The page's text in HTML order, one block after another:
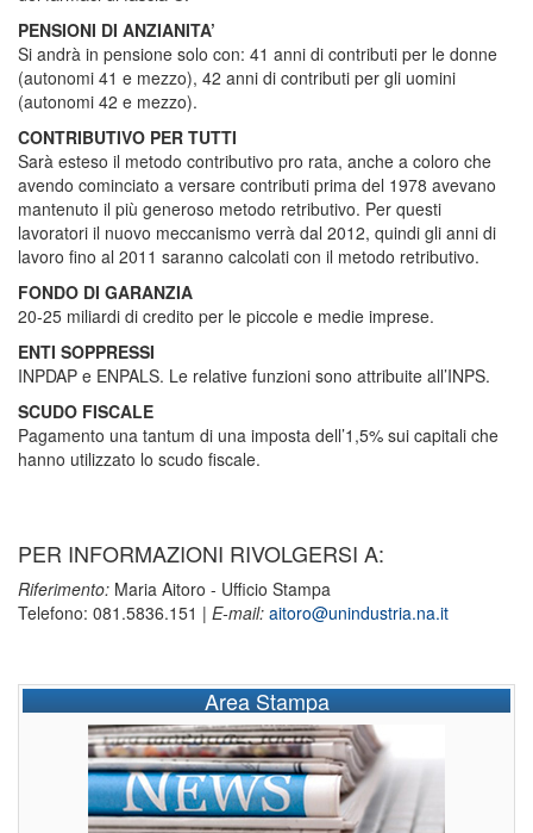
PENSIONI DI ANZIANITA’
Si andrà in pensione solo con: 41 anni di contributi per le donne
(autonomi 41 e mezzo), 42 anni di contributi per gli uomini
(autonomi 42 e mezzo).
CONTRIBUTIVO PER TUTTI
Sarà esteso il metodo contributivo pro rata, anche a coloro che
avendo cominciato a versare contributi prima del 1978 avevano
mantenuto il più generoso metodo retributivo. Per questi
lavoratori il nuovo meccanismo verrà dal 2012, quindi gli anni di
lavoro fino al 2011 saranno calcolati con il metodo retributivo.
FONDO DI GARANZIA
20-25 miliardi di credito per le piccole e medie imprese.
ENTI SOPPRESSI
INPDAP e ENPALS. Le relative funzioni sono attribuite all’INPS.
SCUDO FISCALE
Pagamento una tantum di una imposta dell’1,5% sui capitali che
hanno utilizzato lo scudo fiscale.
PER INFORMAZIONI RIVOLGERSI A:
Riferimento: Maria Aitoro - Ufficio Stampa
Telefono: 081.5836.151 | E-mail: aitoro@unindustria.na.it
Area Stampa